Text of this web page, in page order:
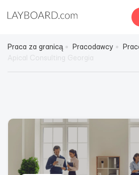
Praca za granicą Pracodawcy